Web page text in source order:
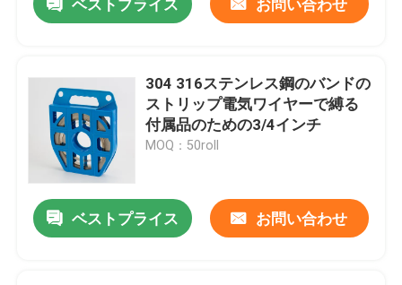
企業情報
接触
製品
ベストプライス お問い合わせ
304 316ステンレス鋼のバンドの
ストリップ電気ワイヤーで縛る
付属品のための3/4インチ
MOQ：50roll
ベストプライス お問い合わせ